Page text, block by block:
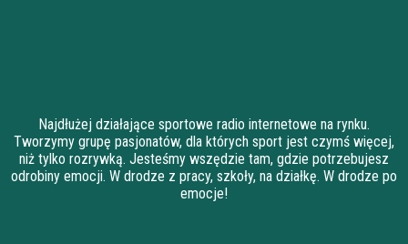
Najdłużej działające sportowe radio internetowe na rynku.
Tworzymy grupę pasjonatów, dla których sport jest czymś więcej,
niż tylko rozrywką. Jesteśmy wszędzie tam, gdzie potrzebujesz
odrobiny emocji. W drodze z pracy, szkoły, na działkę. W drodze po
emocje!